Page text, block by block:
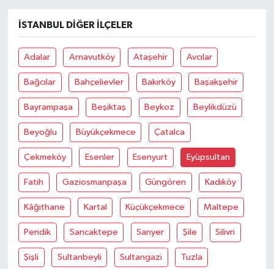
İSTANBUL DIĞER İLÇELER
Adalar Arnavutköy Ataşehir Avcılar
Bağcılar Bahçelievler Bakırköy Başakşehir
Bayrampaşa Beşiktaş Beykoz Beylikdüzü
Beyoğlu Büyükçekmece Çatalca
Çekmeköy Esenler Esenyurt Eyüpsultan
Fatih Gaziosmanpaşa Güngören Kadıköy
Kâğıthane Kartal Küçükçekmece Maltepe
Pendik Sancaktepe Sarıyer Şile Silivri
Şişli Sultanbeyli Sultangazi Tuzla